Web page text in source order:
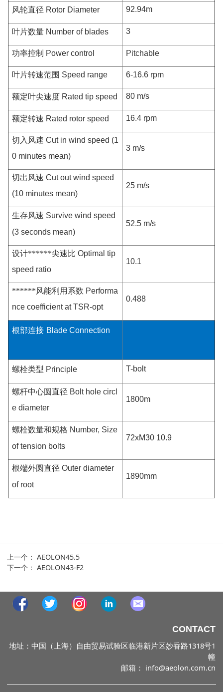
风轮直径 Rotor Diameter 92.94m
叶片数量 Number of blades 3
功率控制 Power control Pitchable
叶片转速范围 Speed range 6-16.6 rpm
额定叶尖速度 Rated tip speed 80 m/s
额定转速 Rated rotor speed 16.4 rpm
切入风速 Cut in wind speed (1
0 minutes mean)
3 m/s
切出风速 Cut out wind speed
(10 minutes mean)
25 m/s
生存风速 Survive wind speed
(3 seconds mean)
52.5 m/s
设计******尖速比 Optimal tip
speed ratio
10.1
******风能利用系数 Performa
nce coefficient at TSR-opt
0.488
根部连接 Blade Connection
螺栓类型 Principle T-bolt
螺杆中心圆直径 Bolt hole circl
e diameter
1800m
螺栓数量和规格 Number, Size
of tension bolts
72xM30 10.9
根端外圆直径 Outer diameter
of root
1890mm
上一个：AEOLON45.5
下一个：AEOLON43-F2
CONTACT
地址：中国（上海）自由贸易试验区临港新片区妙香路1318号1
幢
邮箱： info@aeolon.com.cn